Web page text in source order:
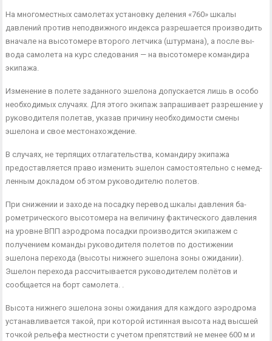
На многоместных самолетах установку деления «760» шкалы
давлений против неподвижного индекса разрешается производить
вначале на высотомере второго летчика (штурмана), а после вы­
вода самолета на курс следования — на высотомере командира
экипажа.
Изменение в полете заданного эшелона допускается лишь в осо­бо
необходимых случаях. Для этого экипаж запрашивает разреше­ние у
руководителя полетав, указав причину необходимости смены
эшелона и свое местонахождение.
В случаях, не терпящих отлагательства, командиру экипажа
предоставляется право изменить эшелон самостоятельно с немед­
ленным докладом об этом руководителю полетов.
При снижении и заходе на посадку перевод шкалы давления ба­
рометрического высотомера на величину фактического давления
на уровне ВПП аэродрома посадки производится экипажем с
получе­нием команды руководителя полетов по достижении
эшелона перехода (высоты нижнего эшелона зоны ожи­дании).
Эшелон перехода рассчитывается руководителем полётов и
сообщается на борт самолета. .
Высота нижнего эшелона зоны ожидания для каждого аэродро­ма
устанавливается такой, при которой истинная высота над выс­шей
точкой рельефа местности с учетом препятствий не менее 600 м и